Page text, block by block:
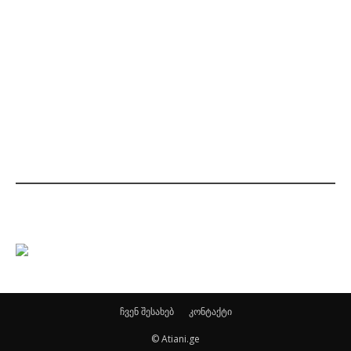
ჩვენ შესახებ კონტაქტი
© Atiani.ge